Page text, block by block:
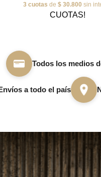
3 cuotas de $ 30.800 sin
CUOTAS!
Todos los medios
a todo el país